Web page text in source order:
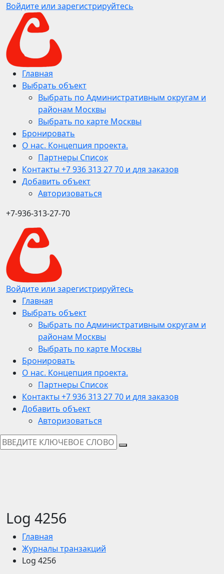
Войдите или зарегистрируйтесь
Главная
Выбрать объект
Выбрать по Административным округам и
районам Москвы
Выбрать по карте Москвы
Бронировать
О нас. Концепция проекта.
Партнеры Список
Контакты +7 936 313 27 70 и для заказов
Добавить объект
Авторизоваться
+7-936-313-27-70
Войдите или зарегистрируйтесь
Главная
Выбрать объект
Выбрать по Административным округам и
районам Москвы
Выбрать по карте Москвы
Бронировать
О нас. Концепция проекта.
Партнеры Список
Контакты +7 936 313 27 70 и для заказов
Добавить объект
Авторизоваться
Log 4256
Главная
Журналы транзакций
Log 4256